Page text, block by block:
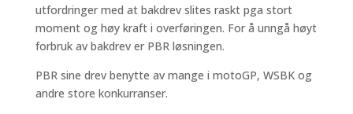
utfordringer med at bakdrev slites raskt pga stort
moment og høy kraft i overføringen. For å unngå høyt
forbruk av bakdrev er PBR løsningen.
PBR sine drev benytte av mange i motoGP, WSBK og
andre store konkurranser.